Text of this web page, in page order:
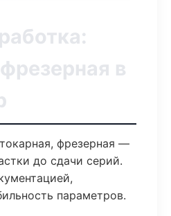
в
фрезерная —
до сдачи серий.
параметров.